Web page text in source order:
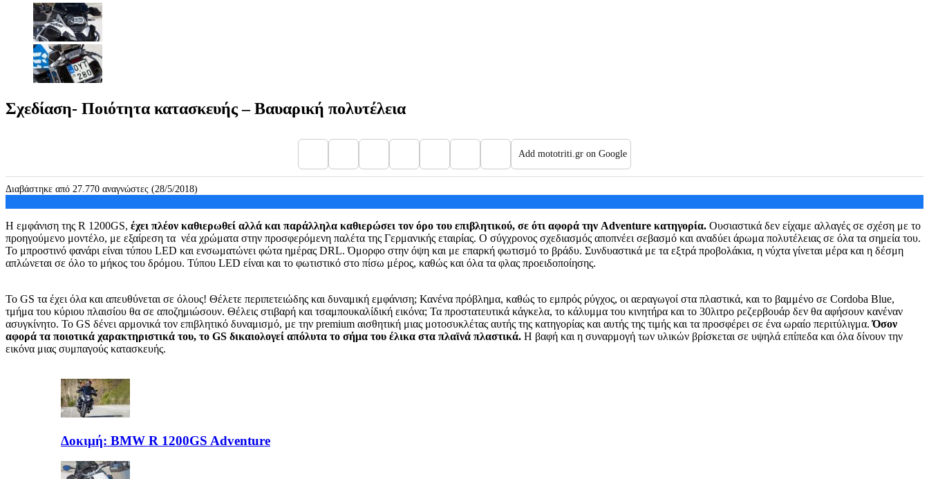
Σχεδίαση- Ποιότητα κατασκευής – Βαυαρική πολυτέλεια
Add mototriti.gr on Google
Διαβάστηκε από 27.770 αναγνώστες (28/5/2018)
Η εμφάνιση της R 1200GS, έχει πλέον καθιερωθεί αλλά και παράλληλα καθιερώσει τον όρο του επιβλητικού, σε ότι αφορά την Adventure κατηγορία. Ουσιαστικά δεν είχαμε αλλαγές σε σχέση με το
προηγούμενο μοντέλο, με εξαίρεση τα νέα χρώματα στην προσφερόμενη παλέτα της Γερμανικής εταιρίας. Ο σύγχρονος σχεδιασμός αποπνέει σεβασμό και αναδύει άρωμα πολυτέλειας σε όλα τα σημεία του.
Το μπροστινό φανάρι είναι τύπου LED και ενσωματώνει φώτα ημέρας DRL. Όμορφο στην όψη και με επαρκή φωτισμό το βράδυ. Συνδυαστικά με τα εξτρά προβολάκια, η νύχτα γίνεται μέρα και η δέσμη
απλώνεται σε όλο το μήκος του δρόμου. Τύπου LED είναι και το φωτιστικό στο πίσω μέρος, καθώς και όλα τα φλας προειδοποίησης.
Το GS τα έχει όλα και απευθύνεται σε όλους! Θέλετε περιπετειώδης και δυναμική εμφάνιση; Κανένα πρόβλημα, καθώς το εμπρός ρύγχος, οι αεραγωγοί στα πλαστικά, και το βαμμένο σε Cordoba Blue,
τμήμα του κύριου πλαισίου θα σε αποζημιώσουν. Θέλεις στιβαρή και τσαμπουκαλίδική εικόνα; Τα προστατευτικά κάγκελα, το κάλυμμα του κινητήρα και το 30λιτρο ρεζερβουάρ δεν θα αφήσουν κανέναν
ασυγκίνητο. Το GS δένει αρμονικά τον επιβλητικό δυναμισμό, με την premium αισθητική μιας μοτοσυκλέτας αυτής της κατηγορίας και αυτής της τιμής και τα προσφέρει σε ένα ωραίο περιτύλιγμα.Όσον
αφορά τα ποιοτικά χαρακτηριστικά του, το GS δικαιολογεί απόλυτα το σήμα του έλικα στα πλαϊνά πλαστικά. Η βαφή και η συναρμογή των υλικών βρίσκεται σε υψηλά επίπεδα και όλα δίνουν την
εικόνα μιας συμπαγούς κατασκευής.
Δοκιμή: BMW R 1200GS Adventure